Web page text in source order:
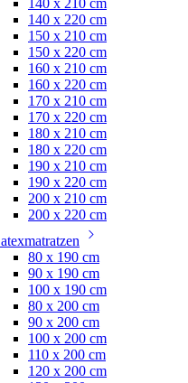
140 x 210 cm
140 x 220 cm
150 x 210 cm
150 x 220 cm
160 x 210 cm
160 x 220 cm
170 x 210 cm
170 x 220 cm
180 x 210 cm
180 x 220 cm
190 x 210 cm
190 x 220 cm
200 x 210 cm
200 x 220 cm
80 x 190 cm
90 x 190 cm
100 x 190 cm
80 x 200 cm
90 x 200 cm
100 x 200 cm
110 x 200 cm
120 x 200 cm